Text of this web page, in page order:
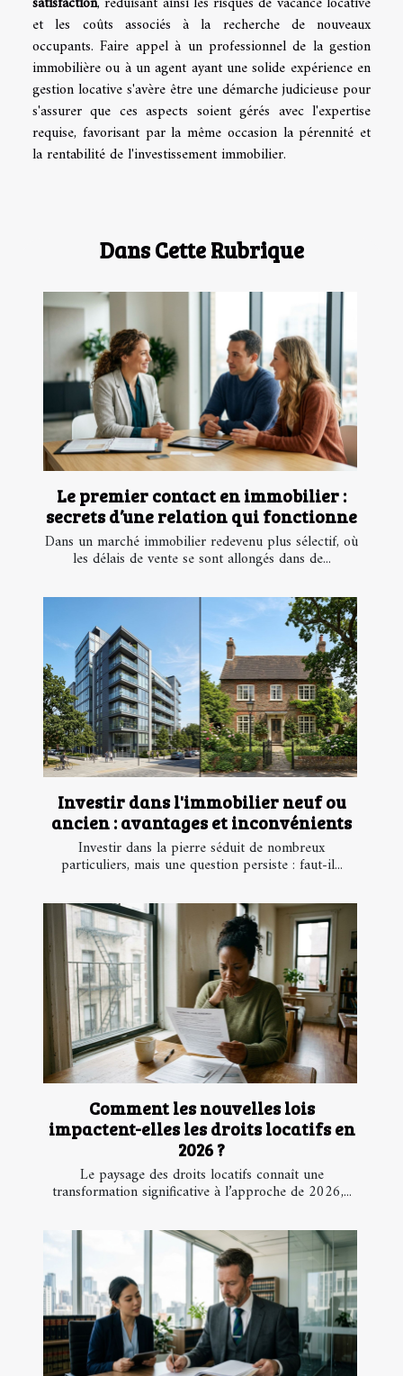
et les coûts associés à la recherche de nouveaux
occupants. Faire appel à un professionnel de la gestion
immobilière ou à un agent ayant une solide expérience en
gestion locative s'avère être une démarche judicieuse pour
s'assurer que ces aspects soient gérés avec l'expertise
requise, favorisant par la même occasion la pérennité et
la rentabilité de l'investissement immobilier.
Dans Cette Rubrique
Le premier contact en immobilier :
secrets d’une relation qui fonctionne
Dans un marché immobilier redevenu plus sélectif, où
les délais de vente se sont allongés dans de...
Investir dans l'immobilier neuf ou
ancien : avantages et inconvénients
Investir dans la pierre séduit de nombreux
particuliers, mais une question persiste : faut-il...
Comment les nouvelles lois
impactent-elles les droits locatifs en
2026 ?
Le paysage des droits locatifs connaît une
transformation significative à l’approche de 2026,...